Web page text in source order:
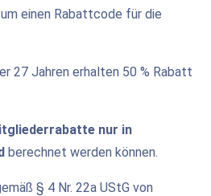
einen Rabattcode für die
27 Jahren erhalten 50 % Rabatt
nur in
berechnet werden können.
§ 4 Nr. 22a UStG von